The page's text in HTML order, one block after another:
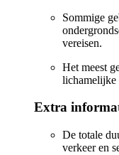
Sommige
vereisen.
Het meest
lichamelijke
Extra
De totale
verkeer en